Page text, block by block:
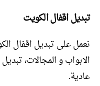
تبديل اقفال الكويت
نعمل على تبديل اقفال
الابواب و المجالات،
عادية.